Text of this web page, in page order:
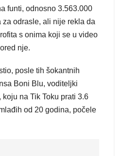
funti, odnosno 3.563.000
odrasle, ali nije rekla da
s onima koji se u video
nje.
posle tih šokantnih
Boni Blu, voditeljki
na Tik Toku prati 3.6
od 20 godina, počele